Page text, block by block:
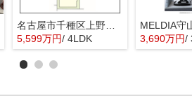
名古屋市千種区上野３期新築戸建
5,599万円/ 4LDK 3,690万円/